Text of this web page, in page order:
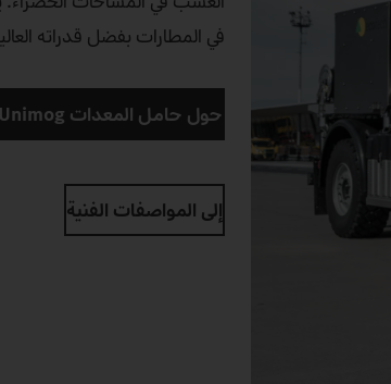
في المطارات بفضل قدراته
حول حامل المعدات Unimog
إلى المواصفات الفنية